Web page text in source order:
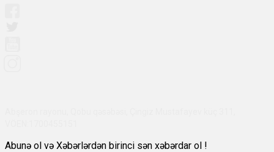
Abunə ol və Xəbərlərdən birinci sən xəbərdar ol !